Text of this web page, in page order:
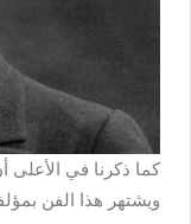
ويشتهر هذا الفن